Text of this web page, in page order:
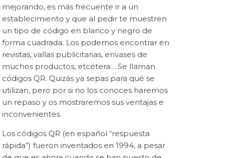
mejorando, es más frecuente ir a un
establecimiento y que al pedir te muestren
un tipo de código en blanco y negro de
forma cuadrada. Los podemos encontrar en
revistas, vallas publicitarias, envases de
muchos productos, etcétera… Se llaman
códigos QR. Quizás ya sepas para qué se
utilizan, pero por si no los conoces haremos
un repaso y os mostraremos sus ventajas e
inconvenientes.
Los códigos QR (en español “respuesta
rápida”) fueron inventados en 1994, a pesar